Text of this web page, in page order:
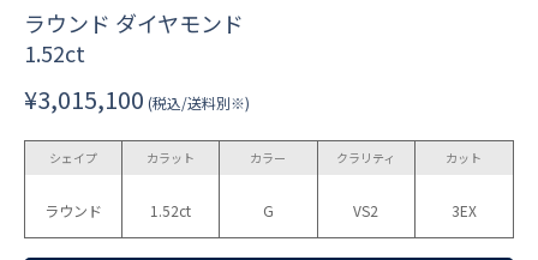
ラウンド ダイヤモンド
1.52ct
¥3,015,100 (税込/送料別※)
シェイプ
ラウンド
カラット
1.52ct
カラー
G
クラリティ
VS2
カット
3EX